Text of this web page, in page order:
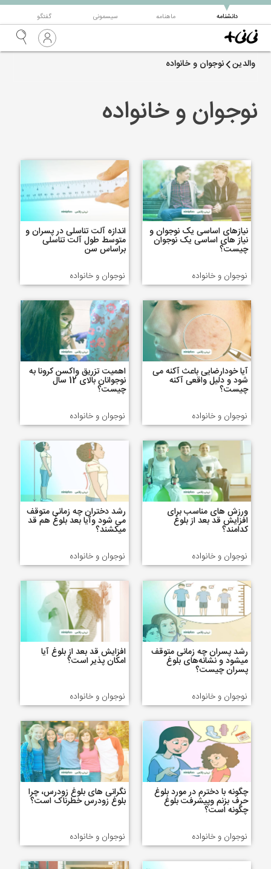
دانشنامه
▼ ماهنامه سیسمونی گفتگو
والدین نوجوان و خانواده
نوجوان و خانواده
نیازهای اساسی یک نوجوان و
نیاز های اساسی یک نوجوان
چیست؟
نوجوان و خانواده
اندازه آلت تناسلی در پسران و
متوسط طول آلت تناسلی
براساس سن
نوجوان و خانواده
آیا خودارضایی باعث آکنه می
شود و دلیل واقعی آکنه
چیست؟
نوجوان و خانواده
اهمیت تزریق واکسن کرونا به
نوجوانان بالای 12 سال
چیست؟
نوجوان و خانواده
ورزش های مناسب برای
افزایش قد بعد از بلوغ
کدامند؟
نوجوان و خانواده
رشد دختران چه زمانی متوقف
می شود وآیا بعد بلوغ هم قد
میکشند؟
نوجوان و خانواده
رشد پسران چه زمانی متوقف
میشود و نشانه‌های بلوغ
پسران چیست؟
نوجوان و خانواده
افزایش قد بعد از بلوغ آیا
امکان پذیر است؟
نوجوان و خانواده
چگونه با دخترم در مورد بلوغ
حرف بزنم وپیشرفت بلوغ
چگونه است؟
نوجوان و خانواده
نگرانی های بلوغ زودرس، چرا
بلوغ زودرس خطرناک است؟
نوجوان و خانواده